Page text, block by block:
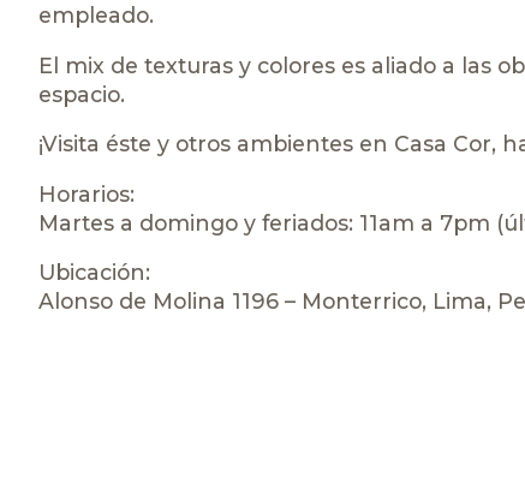
empleado.
El mix de texturas y colores es aliado a las
espacio.
¡Visita éste y otros ambientes en Casa Cor,
Horarios:
Martes a domingo y feriados: 11am a 7pm
Ubicación:
Alonso de Molina 1196 – Monterrico, Lima,